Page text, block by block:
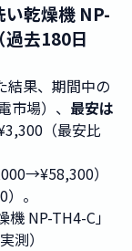
い乾燥機 NP-
去180日
結果、期間中の
市場）、 最安は
（最安比
）
。
機 NP-TH4-C」
測）